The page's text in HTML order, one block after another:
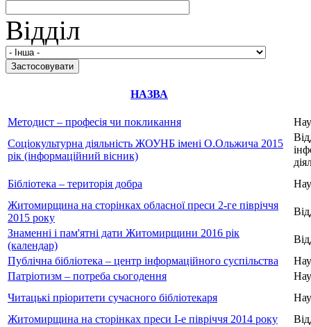
Відділ
НАЗВА
Методист – професія чи покликання
Соціокультурна діяльність ЖОУНБ імені О.Ольжича 2015
рік (інформаційний вісник)
Бібліотека – територія добра
Житомирщина на сторінках обласної преси 2-ге півріччя
2015 року
Знаменні і пам'ятні дати Житомирщини 2016 рік
(календар)
Публічна бібліотека – центр інформаційного суспільства
Патріотизм – потреба сьогодення
Читацькі пріоритети сучасного бібліотекаря
Житомирщина на сторінках преси І-е півріччя 2014 року